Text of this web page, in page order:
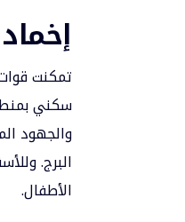
تمكنت
والجهود
الأطفال.